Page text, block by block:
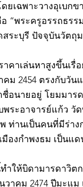
ฉพาะวางอุเบกข
พระครูอรรถธรร
ะบุรี ปัจจุบันวัตถุ
คาเล่นหาสูงขึ้นเรื่อ
ม 2454 ตรงกับวั
อนายอยู่ โยมมาร
ระอาจารย์แก้ว
ท่านเป็นคนที่มีร่า
องกำพงธม เป็นแ
ให้บิดามารดาวิต
าคม 2474 ปีมะแ